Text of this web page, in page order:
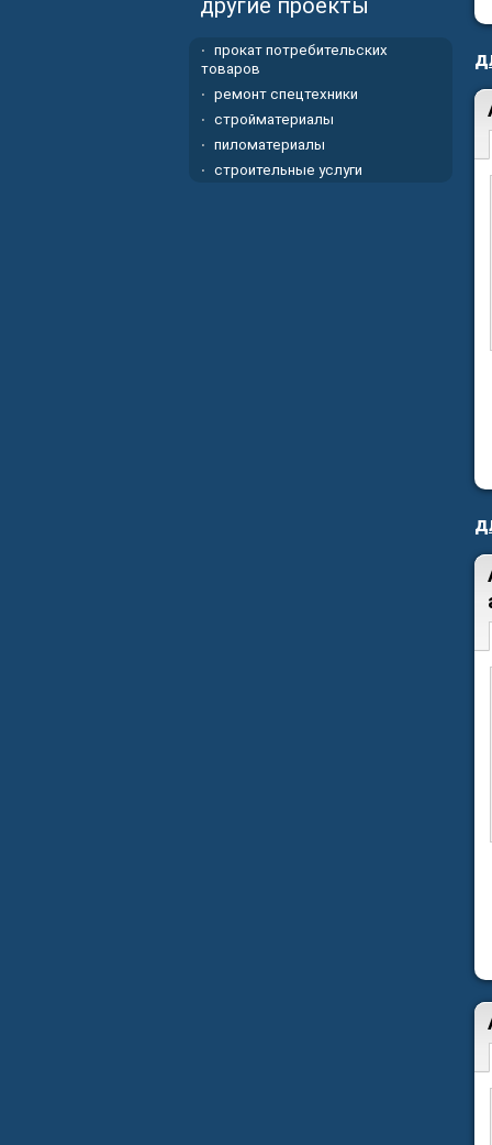
другие проекты
прокат потребительских
товаров
ремонт спецтехники
стройматериалы
пиломатериалы
строительные услуги